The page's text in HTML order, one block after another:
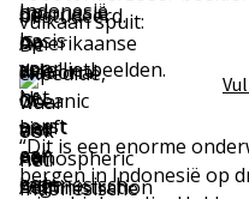
Indonesië
is
voor
het
eerst
aan
een
op
basis
satellietbeelden.
Nu
heeft
een
Indonesisch-
Indonesië
op
drie
of
vier
na”,
zegt
de
Amerikaanse
National
Oceanic
and
Atmospheric
Administration
bestudeerd.
De
expeditie,
waar
ook
het
Indonesische
vulkaan spuit:
“Dit is een enorme
bergen in Indonesië op